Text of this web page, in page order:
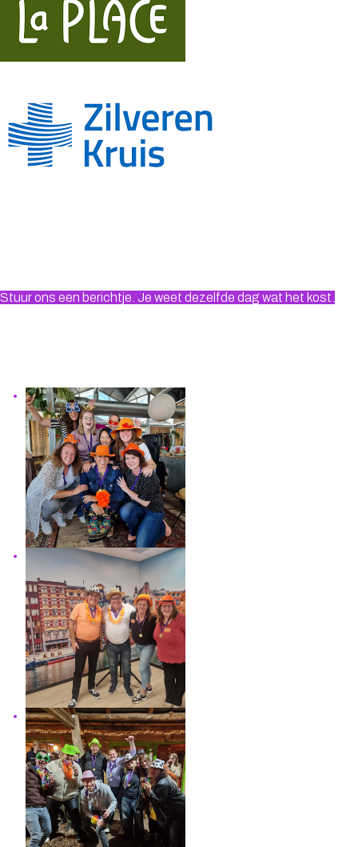
Stuur ons een berichtje. Je weet dezelfde dag wat het kost.